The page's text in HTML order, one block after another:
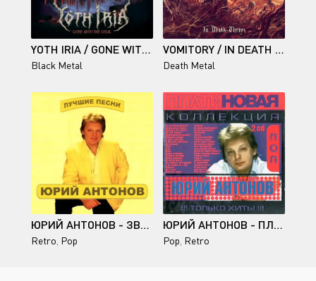
YOTH IRIA / GONE WITH THE DEVIL
Black Metal
VOMITORY / IN DEATH THROES
Death Metal
ЮРИЙ АНТОНОВ - ЗВЕЗДНАЯ КОЛЛЕКЦИЯ (2 CD) - 2001-2003
Retro Pop
ЮРИЙ АНТОНОВ - ПЛАТИНОВАЯ КОЛЛЕКЦИЯ (2 CD) - 2004
Pop Retro